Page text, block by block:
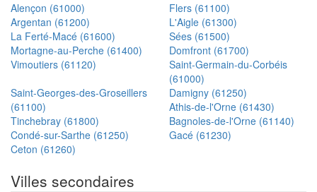
Alençon (61000)
Flers (61100)
Argentan (61200)
L'Aigle (61300)
La Ferté-Macé (61600)
Sées (61500)
Mortagne-au-Perche (61400)
Domfront (61700)
Vimoutiers (61120)
Saint-Germain-du-Corbéis
(61000)
Saint-Georges-des-Groseillers
(61100)
Damigny (61250)
Athis-de-l'Orne (61430)
Tinchebray (61800)
Bagnoles-de-l'Orne (61140)
Condé-sur-Sarthe (61250)
Gacé (61230)
Ceton (61260)
Villes secondaires